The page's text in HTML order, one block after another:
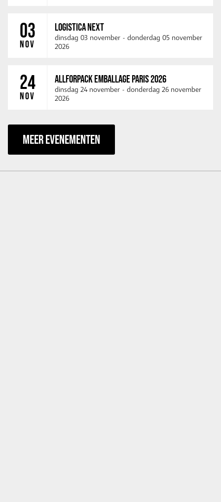
03
NOV
LOGISTICA NEXT
dinsdag 03 november - donderdag 05 november
2026
24
NOV
ALLFORPACK EMBALLAGE PARIS 2026
dinsdag 24 november - donderdag 26 november
2026
MEER EVENEMENTEN